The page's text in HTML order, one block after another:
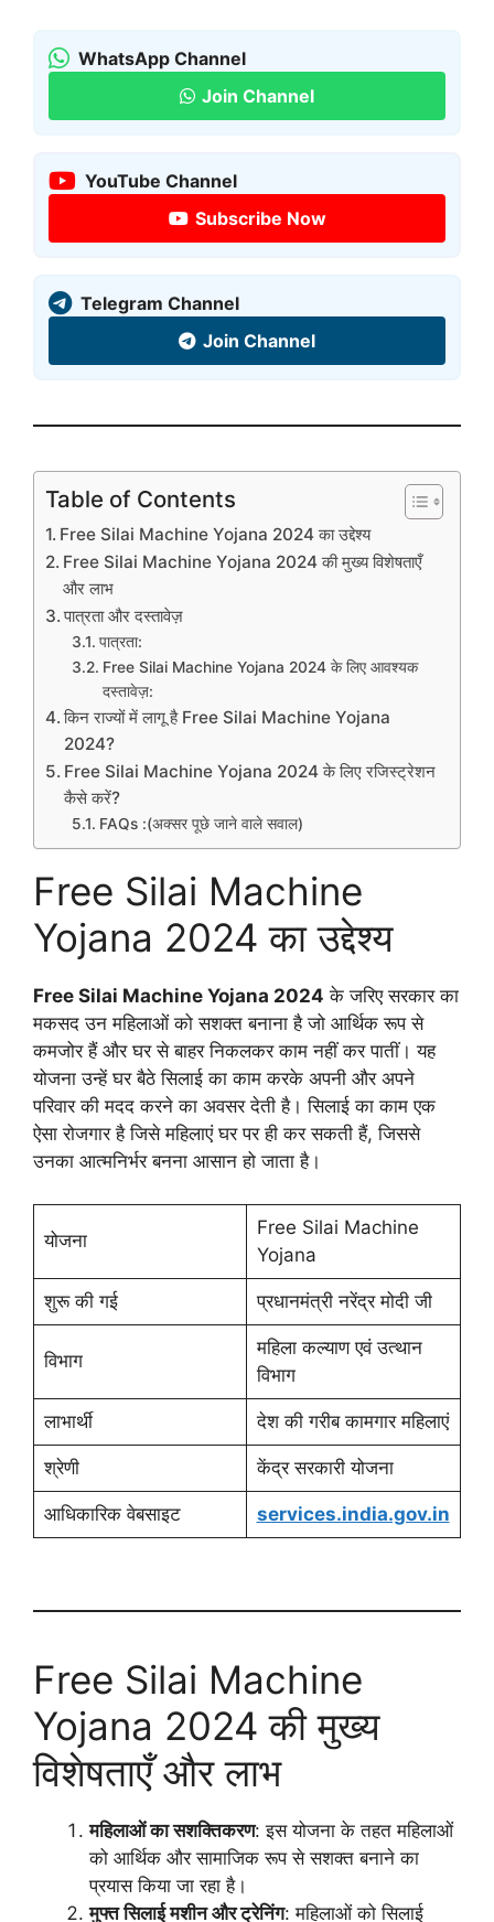
WhatsApp Channel
Join Channel
YouTube Channel
Subscribe Now
Telegram Channel
Join Channel
Table of Contents
Free Silai Machine Yojana 2024 का उद्देश्य
Free Silai Machine Yojana 2024 की मुख्य विशेषताएँ
और लाभ
पात्रता और दस्तावेज़
पात्रता:
Free Silai Machine Yojana 2024 के लिए आवश्यक
दस्तावेज़:
किन राज्यों में लागू है Free Silai Machine Yojana
2024?
Free Silai Machine Yojana 2024 के लिए रजिस्ट्रेशन
कैसे करें?
FAQs :(अक्सर पूछे जाने वाले सवाल)
Free Silai Machine
Yojana 2024 का उद्देश्य
Free Silai Machine Yojana 2024 के जरिए सरकार का
मकसद उन महिलाओं को सशक्त बनाना है जो आर्थिक रूप से
कमजोर हैं और घर से बाहर निकलकर काम नहीं कर पातीं। यह
योजना उन्हें घर बैठे सिलाई का काम करके अपनी और अपने
परिवार की मदद करने का अवसर देती है। सिलाई का काम एक
ऐसा रोजगार है जिसे महिलाएं घर पर ही कर सकती हैं, जिससे
उनका आत्मनिर्भर बनना आसान हो जाता है।
योजना
Free Silai Machine
Yojana
शुरू की गई प्रधानमंत्री नरेंद्र मोदी जी
विभाग
महिला कल्याण एवं उत्थान
विभाग
लाभार्थी देश की गरीब कामगार महिलाएं
श्रेणी केंद्र सरकारी योजना
आधिकारिक वेबसाइट services.india.gov.in
Free Silai Machine
Yojana 2024 की मुख्य
विशेषताएँ और लाभ
महिलाओं का सशक्तिकरण: इस योजना के तहत महिलाओं
को आर्थिक और सामाजिक रूप से सशक्त बनाने का
प्रयास किया जा रहा है।
मुफ्त सिलाई मशीन और ट्रेनिंग: महिलाओं को सिलाई